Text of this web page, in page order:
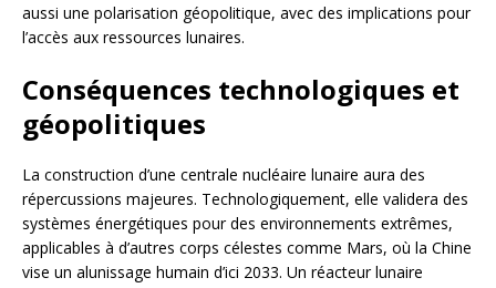
aussi une polarisation géopolitique, avec des implications pour
l’accès aux ressources lunaires.
Conséquences technologiques et
géopolitiques
La construction d’une centrale nucléaire lunaire aura des
répercussions majeures. Technologiquement, elle validera des
systèmes énergétiques pour des environnements extrêmes,
applicables à d’autres corps célestes comme Mars, où la Chine
vise un alunissage humain d’ici 2033. Un réacteur lunaire